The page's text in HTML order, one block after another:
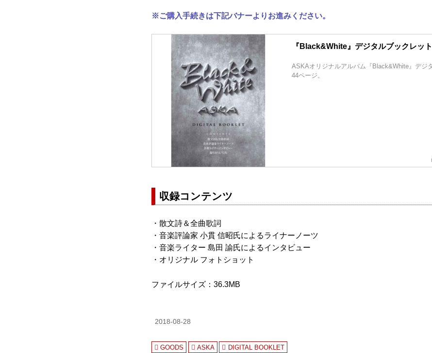
※ご購入手続きは下記バナーよりお進みください。
『Black&White』デジタルブックレット
ASKAオリジナルアルバム『Black&White』デジ
44ページ。
収録コンテンツ
・散文詩＆全曲歌詞
・音楽評論家 小貫 信昭氏によるライナーノーツ
・音楽ライター 島田 諭氏によるインタビュー
・オリジナル フォトショット
ファイルサイズ：36.3MB
2018-08-28
GOODS ASKA DIGITAL BOOKLET